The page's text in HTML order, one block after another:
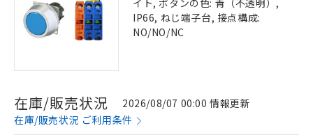
イト, ボタンの色: 青（不透明）,
IP66, ねじ端子台, 接点構成:
NO/NO/NC
在庫/販売状況
2026/08/07 00:00 情報更新
在庫/販売状況 ご利用条件